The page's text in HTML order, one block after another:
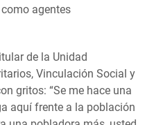
agentes
de la Unidad
Vinculación Social y
gritos: “Se me hace una
aquí frente a la población